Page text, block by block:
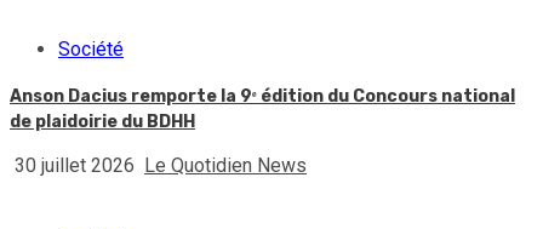
Société
Anson Dacius remporte la 9ᵉ édition du Concours national
de plaidoirie du BDHH
30 juillet 2026 Le Quotidien News